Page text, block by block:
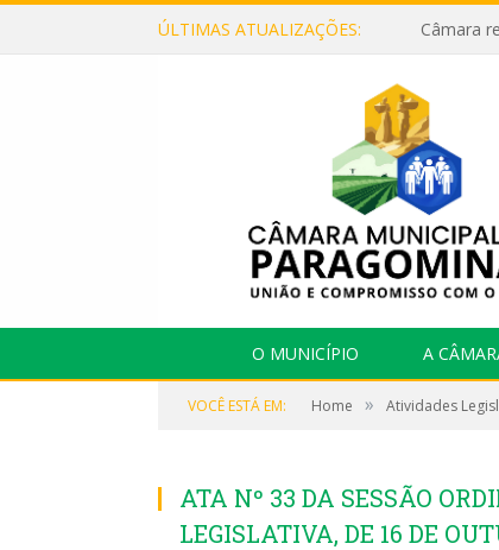
ÚLTIMAS ATUALIZAÇÕES:
O MUNICÍPIO A
VOCÊ ESTÁ EM: Home » Atividades
ATA Nº 33 DA SESSÃO
LEGISLATIVA, DE 16 DE